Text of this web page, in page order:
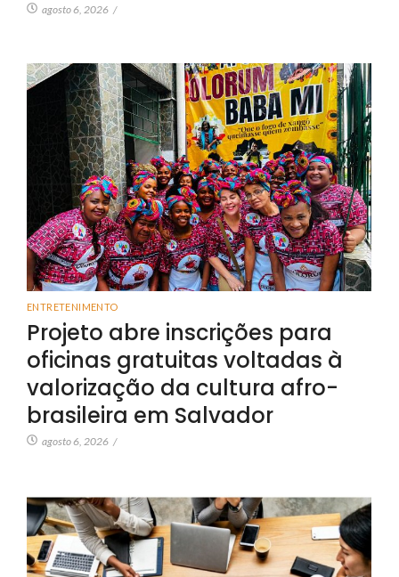
agosto 6, 2026 /
ENTRETENIMENTO
Projeto abre inscrições para
oficinas gratuitas voltadas à
valorização da cultura afro-
brasileira em Salvador
agosto 6, 2026 /